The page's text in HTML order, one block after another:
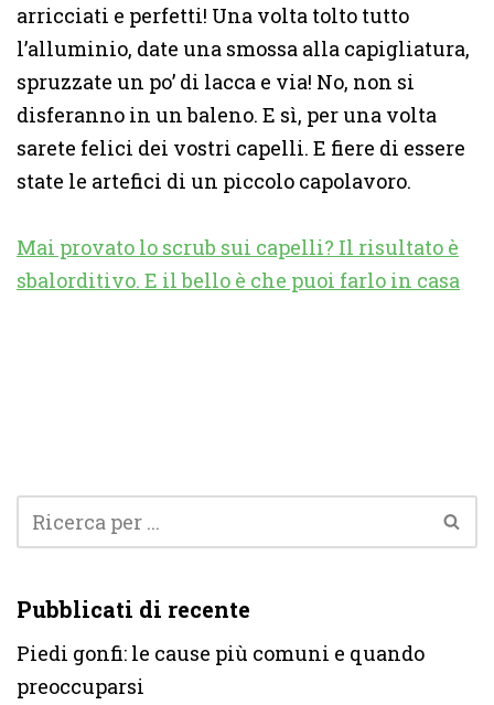
arricciati e perfetti! Una volta tolto tutto
l’alluminio, date una smossa alla capigliatura,
spruzzate un po’ di lacca e via! No, non si
disferanno in un baleno. E sì, per una volta
sarete felici dei vostri capelli. E fiere di essere
state le artefici di un piccolo capolavoro.
Mai provato lo scrub sui capelli? Il risultato è
sbalorditivo. E il bello è che puoi farlo in casa
Pubblicati di recente
Piedi gonfi: le cause più comuni e quando
preoccuparsi